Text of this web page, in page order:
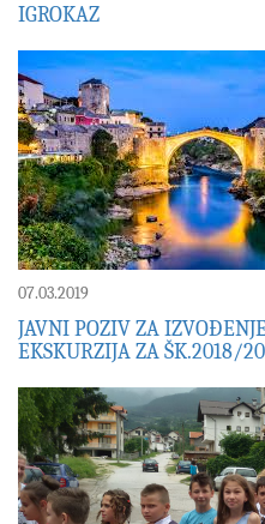
IGROKAZ
07.03.2019
JAVNI POZIV ZA
EKSKURZIJA ZA ŠK.2018/